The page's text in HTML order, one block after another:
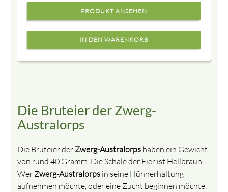
PRODUKT ANSEHEN
Die Bruteier der Zwerg-
Australorps
Die Bruteier der Zwerg-Australorps haben ein Gewicht
von rund 40 Gramm. Die Schale der Eier ist Hellbraun.
Wer Zwerg-Australorps in seine Hühnerhaltung
aufnehmen möchte, oder eine Zucht beginnen möchte,